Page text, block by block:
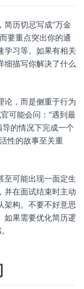
简历切忌写成“万金
要重点突出你的通
学习等。如果有相关
细描写你解决了什么
论，而是侧重于行为
可能会问：“遇到最
的情况下完成一个
性的故事至关重
至可能出现一面定生
并在面试结束时主动
架构。不要不好意思
如果需要优化简历逻